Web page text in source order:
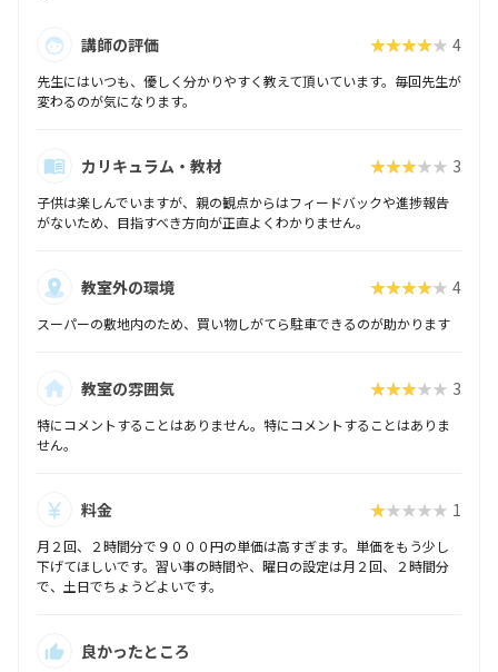
講師の評価 ★★★★★ 4
先生にはいつも、優しく分かりやすく教えて頂いています。毎回先生が
変わるのが気になります。
カリキュラム・教材 ★★★★★ 3
子供は楽しんでいますが、親の観点からはフィードバックや進捗報告
がないため、目指すべき方向が正直よくわかりません。
教室外の環境 ★★★★★ 4
スーパーの敷地内のため、買い物しがてら駐車できるのが助かります
教室の雰囲気 ★★★★★ 3
特にコメントすることはありません。特にコメントすることはありま
せん。
料金 ★★★★★ 1
月２回、２時間分で９０００円の単価は高すぎます。単価をもう少し
下げてほしいです。習い事の時間や、曜日の設定は月２回、２時間分
で、土日でちょうどよいです。
良かったところ